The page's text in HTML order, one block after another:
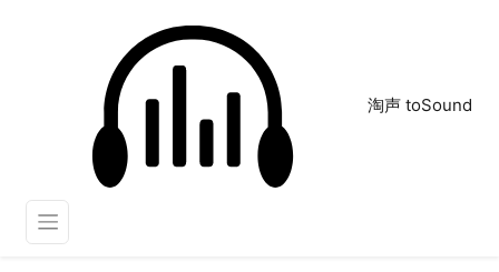
淘声 toSound
烟花发射
正在为您搜索声音资源